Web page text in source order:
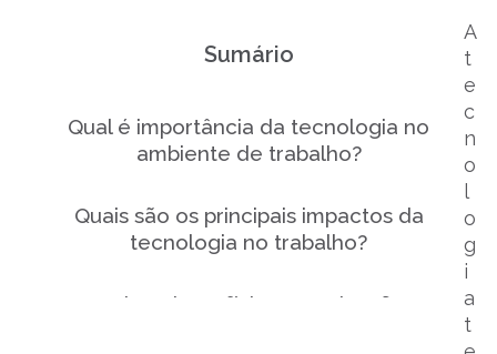
A
t
e
c
n
o
l
o
g
i
a
t
Sumário
Qual é importância da tecnologia no
ambiente de trabalho?
Quais são os principais impactos da
tecnologia no trabalho?
Quais os benefícios e os desafios